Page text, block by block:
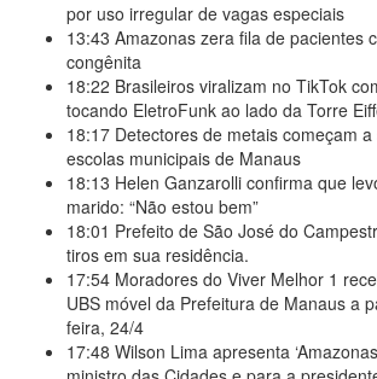
por uso irregular de vagas especiais
13:43 Amazonas zera fila de pacientes
congênita
18:22 Brasileiros viralizam no TikTok
tocando EletroFunk ao lado da Torre
18:17 Detectores de metais começam
escolas municipais de Manaus
18:13 Helen Ganzarolli confirma que
marido: “Não estou bem”
18:01 Prefeito de São José do
tiros em sua residência.
17:54 Moradores do Viver Melhor 1
UBS móvel da Prefeitura de Manaus a
feira, 24/4
17:48 Wilson Lima apresenta